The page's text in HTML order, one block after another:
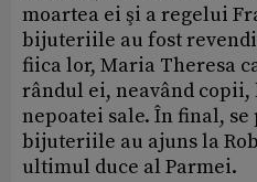
moartea ei şi a regelui
bijuteriile au fost
fiica lor, Maria Theresa
rândul ei, neavând copii,
nepoatei sale. În final, se
bijuteriile au ajuns la
ultimul duce al Parmei.